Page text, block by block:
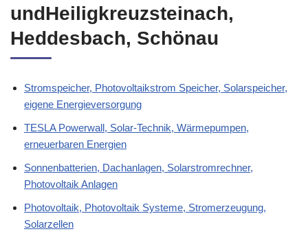
undHeiligkreuzsteinach,
Heddesbach, Schönau
Stromspeicher, Photovoltaikstrom Speicher, Solarspeicher,
eigene Energieversorgung
TESLA Powerwall, Solar-Technik, Wärmepumpen,
erneuerbaren Energien
Sonnenbatterien, Dachanlagen, Solarstromrechner,
Photovoltaik Anlagen
Photovoltaik, Photovoltaik Systeme, Stromerzeugung,
Solarzellen